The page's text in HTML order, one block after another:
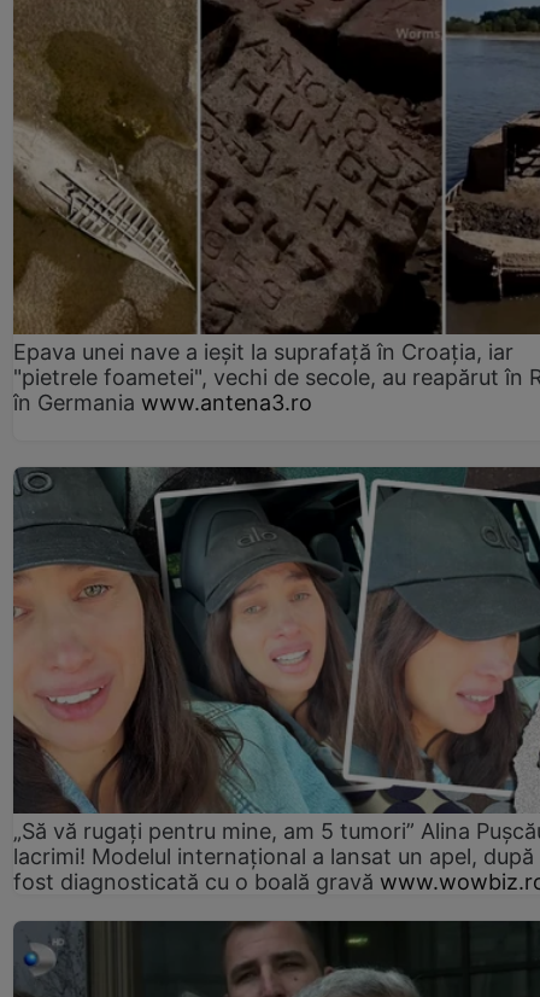
Epava unei nave a ieșit la suprafață în Croația, iar
"pietrele foametei", vechi de secole, au reapărut în
în Germania www.antena3.ro
„Să vă rugați pentru mine, am 5 tumori” Alina
lacrimi! Modelul internațional a lansat un apel, după
fost diagnosticată cu o boală gravă